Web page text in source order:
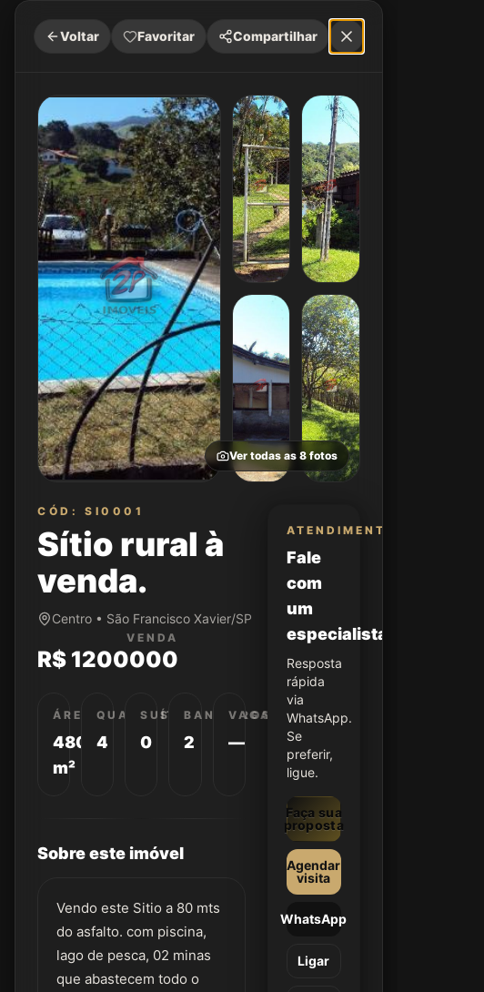
Voltar Favoritar Compartilhar
Ver todas as 8fotos
CÓD: SI0001
Sítio rural à
venda.
Centro • São Francisco Xavier/SP
VENDA
R$ 1200000
ÁREA
48000
m²
QUARTOS
4
SUÍTES
0
BANHEIROS
2
VAGAS
—
Sobre este imóvel
Vendo este Sitio a 80 mts
do asfalto. com piscina,
lago de pesca, 02 minas
que abastecem todo o
ATENDIMENTO
Fale
com
um
especialista
Resposta
rápida
via
WhatsApp.
Se
preferir,
ligue.
Faça sua
proposta
Agendar
visita
WhatsApp
Ligar